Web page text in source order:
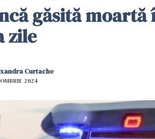
găsită
zile
Curtache
2024